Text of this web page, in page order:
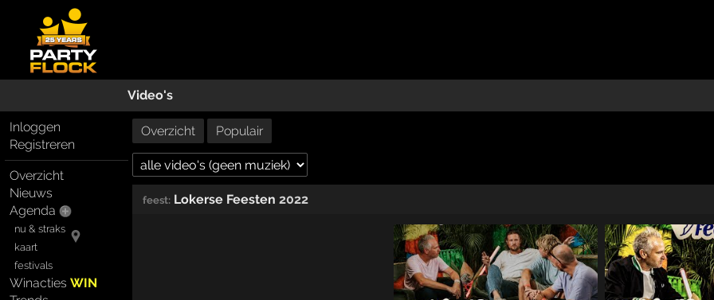
Video's
Inloggen
Registreren
Overzicht
Nieuws
Agenda
nu & straks
kaart
festivals
WinactiesWIN
Overzicht Populair
feest: Lokerse Feesten 2022